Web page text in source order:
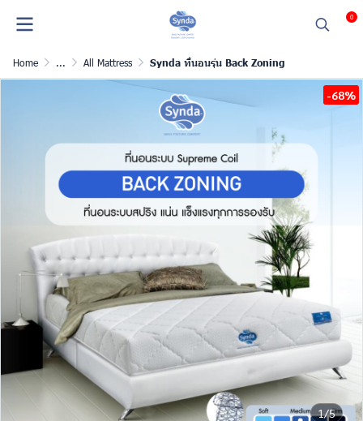
0
Home ... All Mattress Synda ที่นอนรุ่น Back Zoning
1/5
-68%